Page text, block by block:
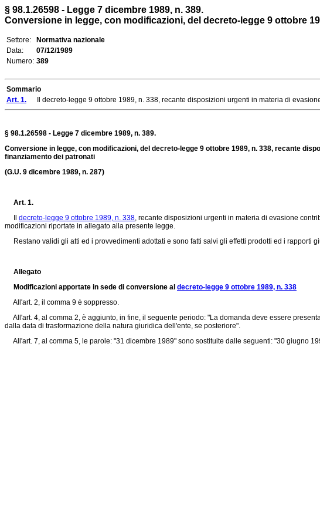
§ 98.1.26598 - Legge 7 dicembre 1989, n. 389.
Conversione in legge, con modificazioni, del decreto-legge 9 ottobre
Settore:
Normativa nazionale
Data:
07/12/1989
Numero: 389
Sommario
Art. 1. Il decreto-legge 9 ottobre 1989, n. 338, recante disposizioni urgenti in materia di
§ 98.1.26598 - Legge 7 dicembre 1989, n. 389.
Conversione in legge, con modificazioni, del decreto-legge 9 ottobre 1989, n. 338, recante
finanziamento dei patronati
(G.U. 9 dicembre 1989, n. 287)
Art. 1.
decreto-legge 9 ottobre 1989, n. 338, recante disposizioni urgenti in materia di evasione
modificazioni riportate in allegato alla presente legge.
Restano validi gli atti ed i provvedimenti adottati e sono fatti salvi gli effetti prodotti ed i rapporti
Allegato
Modificazioni apportate in sede di conversione al decreto-legge 9 ottobre 1989, n. 338
All'art. 2, il comma 9 è soppresso.
All'art. 4, al comma 2, è aggiunto, in fine, il seguente periodo: "La domanda deve essere
dalla data di trasformazione della natura giuridica dell'ente, se posteriore".
All'art. 7, al comma 5, le parole: "31 dicembre 1989" sono sostituite dalle seguenti: "30 giugno